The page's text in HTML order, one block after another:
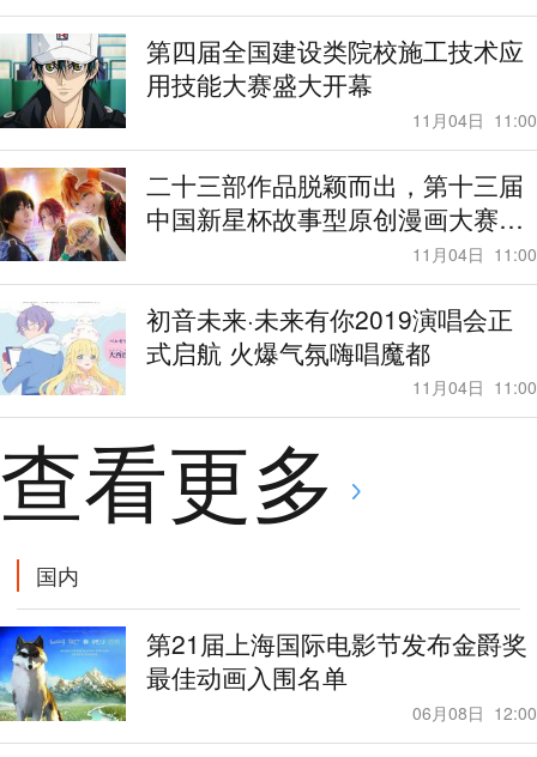
第四届全国建设类院校施工技术应
用技能大赛盛大开幕
11月04日 11:00
二十三部作品脱颖而出，第十三届
中国新星杯故事型原创漫画大赛落
11月04日 11:00
初音未来·未来有你2019演唱会正
式启航 火爆气氛嗨唱魔都
11月04日 11:00
查看更多
国内
第21届上海国际电影节发布金爵奖
最佳动画入围名单
06月08日 12:00